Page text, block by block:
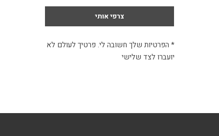
* הפרטיות שלך חשובה לי. פרטיך לעולם לא
יועברו לצד שלישי